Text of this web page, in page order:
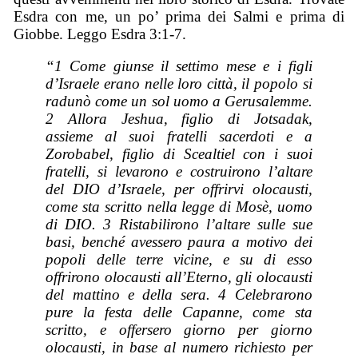
Esdra con me, un po’ prima dei Salmi e prima di
Giobbe. Leggo Esdra 3:1-7.
“1 Come giunse il settimo mese e i figli
d’Israele erano nelle loro città, il popolo si
radunò come un sol uomo a Gerusalemme.
2 Allora Jeshua, figlio di Jotsadak,
assieme al suoi fratelli sacerdoti e a
Zorobabel, figlio di Scealtiel con i suoi
fratelli, si levarono e costruirono l’altare
del DIO d’Israele, per offrirvi olocausti,
come sta scritto nella legge di Mosè, uomo
di DIO. 3 Ristabilirono l’altare sulle sue
basi, benché avessero paura a motivo dei
popoli delle terre vicine, e su di esso
offrirono olocausti all’Eterno, gli olocausti
del mattino e della sera. 4 Celebrarono
pure la festa delle Capanne, come sta
scritto, e offersero giorno per giorno
olocausti, in base al numero richiesto per